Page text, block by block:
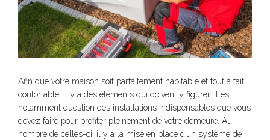
Afin que votre maison soit parfaitement habitable et tout à fait
confortable, il y a des éléments qui doivent y figurer. Il est
notamment question des installations indispensables que vous
devez faire pour profiter pleinement de votre demeure. Au
nombre de celles-ci, il y a la mise en place d’un système de